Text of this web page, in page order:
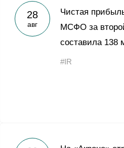
О Группе «Акрон»
География
28
авг
Чистая
МСФО за
составила
#IR